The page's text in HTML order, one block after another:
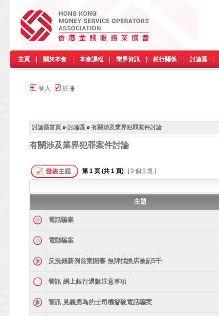
主頁 關於本會 本會課程 業界資訊 銀行關係 討論區
登入 註冊
討論區首頁 » 討論區 » 有關涉及業界犯罪案件討論
有關涉及業界犯罪案件討論
第 1 頁 (共 1 頁) [ 9 個主題 ]
主題
電話騙案
電郵騙案
反洗錢新例首案開審 無牌找換店被罰5千
警訊 網上銀行過數注意事項
警訊 見義勇為的士司機智破電話騙案